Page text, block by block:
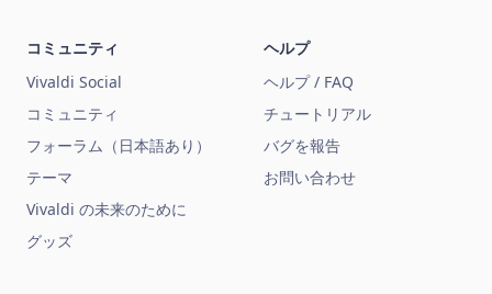
コミュニティ
Vivaldi Social
コミュニティ
フォーラム（日本語あり）
テーマ
Vivaldi の未来のために
グッズ
ヘルプ
ヘルプ / FAQ
チュートリアル
バグを報告
お問い合わせ